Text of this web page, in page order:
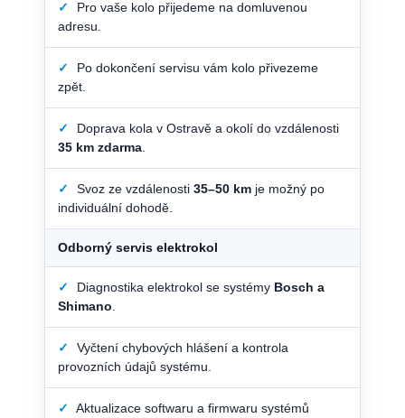
✓
Pro vaše kolo přijedeme na domluvenou
adresu.
✓
Po dokončení servisu vám kolo přivezeme
zpět.
✓
Doprava kola v Ostravě a okolí do vzdálenosti
35 km zdarma
✓ Svoz ze vzdálenosti 35–50 km je možný po
individuální dohodě.
Odborný servis elektrokol
✓ Diagnostika elektrokol se systémy Bosch a
Shimano
✓
Vyčtení chybových hlášení a kontrola
provozních údajů systému.
✓
Aktualizace softwaru a firmwaru systémů